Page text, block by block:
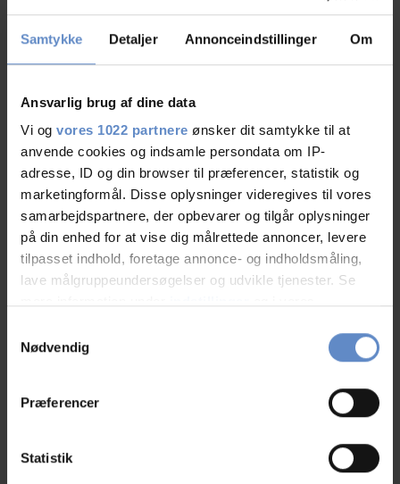
Samtykke Detaljer Annonceindstillinger Om
Ansvarlig brug af dine data
Vi og vores 1022 partnere ønsker dit samtykke til at
anvende cookies og indsamle persondata om IP-
adresse, ID og din browser til præferencer, statistik og
marketingformål. Disse oplysninger videregives til vores
samarbejdspartnere, der opbevarer og tilgår oplysninger
på din enhed for at vise dig målrettede annoncer, levere
tilpasset indhold, foretage annonce- og indholdsmåling,
lave målgruppeundersøgelser og udvikle tjenester. Se
tilbage eller ændre indstillinger fra vores
"Cookiedeklaration", eller ved at trykke på "Privacy
Indsamle præcise oplysninger om din placering,
Nødvendig
Præferencer
Statistik
Læs om Danhostels historie, kontakt, katalog, mobil app,
presse, billeder, hovedkontoret m.m. lige her.
Læs mere